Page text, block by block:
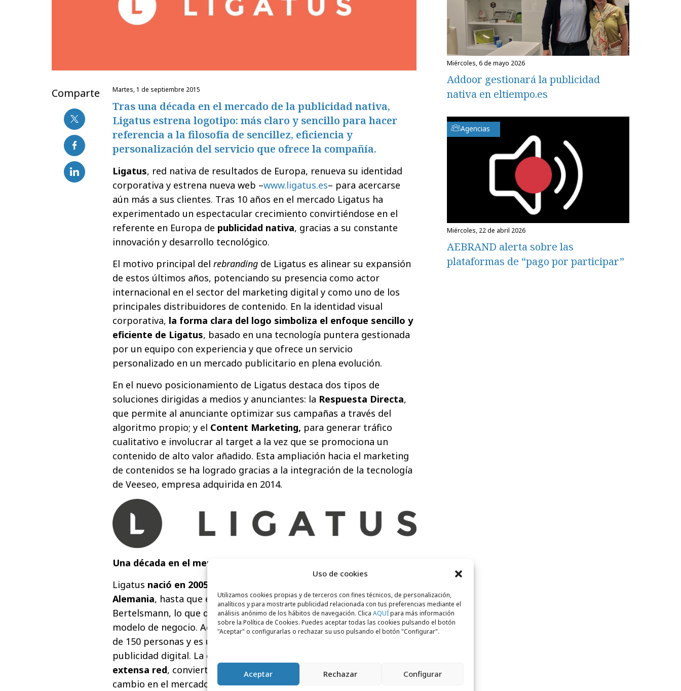
Uso de cookies
Utilizamos cookies propias y de terceros con fines técnicos, de personalización,
analíticos y para mostrarte publicidad relacionada con tus preferencias mediante el
análisis anónimo de los hábitos de navegación. Clica AQUÍpara más información
sobre la Política de Cookies. Puedes aceptar todas las cookies pulsando el botón
"Aceptar" o configurarlas o rechazar su uso pulsando el botón "Configurar".
Aceptar Rechazar Configurar
Comparte martes, 1 de septiembre 2015
Tras una década en el mercado de la publicidad nativa,
Ligatus estrena logotipo: más claro y sencillo para hacer
referencia a la filosofía de sencillez, eficiencia y
personalización del servicio que ofrece la compañía.
Ligatus, red nativa de resultados de Europa, renueva su identidad
corporativa y estrena nueva web –www.ligatus.es– para acercarse
aún más a sus clientes. Tras 10 años en el mercado Ligatus ha
experimentado un espectacular crecimiento convirtiéndose en el
referente en Europa de publicidad nativa, gracias a su constante
innovación y desarrollo tecnológico.
El motivo principal del rebranding de Ligatus es alinear su expansión
de estos últimos años, potenciando su presencia como actor
internacional en el sector del marketing digital y como uno de los
principales distribuidores de contenido. En la identidad visual
corporativa, la forma clara del logo simboliza el enfoque sencillo y
eficiente de Ligatus, basado en una tecnología puntera gestionada
por un equipo con experiencia y que ofrece un servicio
personalizado en un mercado publicitario en plena evolución.
En el nuevo posicionamiento de Ligatus destaca dos tipos de
soluciones dirigidas a medios y anunciantes: la Respuesta Directa,
que permite al anunciante optimizar sus campañas a través del
algoritmo propio; y el Content Marketing, para generar tráfico
cualitativo e involucrar al target a la vez que se promociona un
contenido de alto valor añadido. Esta ampliación hacia el marketing
de contenidos se ha logrado gracias a la integración de la tecnología
de Veeseo, empresa adquirida en 2014.
Una década en el mercado de la publicidad nativa
Ligatus nació en 2005 como filial independiente de OnVistaGroup
Alemania, hasta que en 2008 fue adquirida por el grupo de medios
Bertelsmann, lo que dio lugar a la exitosa internacionalización de su
modelo de negocio. Actualmente, la empresa cuenta con un equipo
de 150 personas y es un referente tecnológico en el sector de la
publicidad digital. La combinación de su
extensa red, convierte a Ligatus en un actor clave para gestionar el
cambio en el mercado hacia la publicidad nativa y el marketing de
miércoles, 6 de mayo 2026
Addoor gestionará la publicidad
nativa en eltiempo.es
Agencias
miércoles, 22 de abril 2026
AEBRAND alerta sobre las
plataformas de “pago por participar”